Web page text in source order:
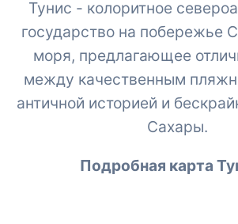
Тунис - колоритное
государство на побережье
моря, предлагающее
между качественным
античной историей и
Сахары.
Подробная карта